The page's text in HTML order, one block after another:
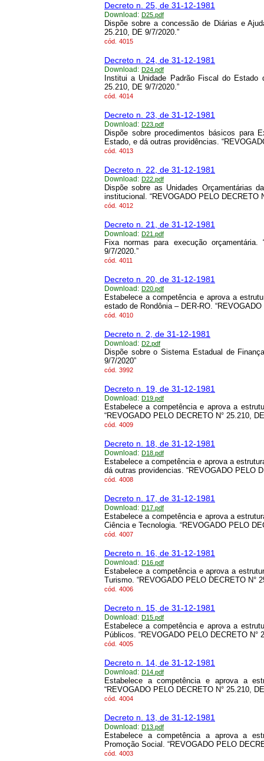
Decreto n. 25, de 31-12-1981
Download: D25.pdf
Dispõe sobre a concessão de Diárias e
25.210, DE 9/7/2020.”
cód. 4015
Decreto n. 24, de 31-12-1981
Download: D24.pdf
Institui a Unidade Padrão Fiscal do Estado
25.210, DE 9/7/2020.”
cód. 4014
Decreto n. 23, de 31-12-1981
Download: D23.pdf
Dispõe sobre procedimentos básicos para
Estado, e dá outras providências.
cód. 4013
Decreto n. 22, de 31-12-1981
Download: D22.pdf
Dispõe sobre as Unidades Orçamentárias
institucional. “REVOGADO PELO DECRETO
cód. 4012
Decreto n. 21, de 31-12-1981
Download: D21.pdf
Fixa normas para execução orçamentária.
9/7/2020.”
cód. 4011
Decreto n. 20, de 31-12-1981
Download: D20.pdf
Estabelece a competência e aprova a
estado de Rondônia – DER-RO.
cód. 4010
Decreto n. 2, de 31-12-1981
Download: D2.pdf
Dispõe sobre o Sistema Estadual de
9/7/2020”
cód. 3992
Decreto n. 19, de 31-12-1981
Download: D19.pdf
Estabelece a competência e aprova a
“REVOGADO PELO DECRETO N° 25.210,
cód. 4009
Decreto n. 18, de 31-12-1981
Download: D18.pdf
Estabelece a competência e aprova a
dá outras providencias. “REVOGADO PELO
cód. 4008
Decreto n. 17, de 31-12-1981
Download: D17.pdf
Estabelece a competência e aprova a
Ciência e Tecnologia. “REVOGADO PELO
cód. 4007
Decreto n. 16, de 31-12-1981
Download: D16.pdf
Estabelece a competência e aprova a
Turismo. “REVOGADO PELO DECRETO N°
cód. 4006
Decreto n. 15, de 31-12-1981
Download: D15.pdf
Estabelece a competência e aprova a
Públicos. “REVOGADO PELO DECRETO N°
cód. 4005
Decreto n. 14, de 31-12-1981
Download: D14.pdf
Estabelece a competência e aprova a
“REVOGADO PELO DECRETO N° 25.210,
cód. 4004
Decreto n. 13, de 31-12-1981
Download: D13.pdf
Estabelece a competência a aprova a
Promoção Social. “REVOGADO PELO
cód. 4003